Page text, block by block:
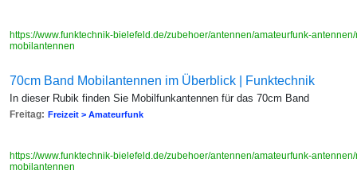
https://www.funktechnik-bielefeld.de/zubehoer/antennen/amateurfunk-
mobilantennen
70cm Band Mobilantennen im Überblick | Funktechnik
In dieser Rubik finden Sie Mobilfunkantennen für das 70cm Band
Freitag: Freizeit > Amateurfunk
https://www.funktechnik-bielefeld.de/zubehoer/antennen/amateurfunk-
mobilantennen